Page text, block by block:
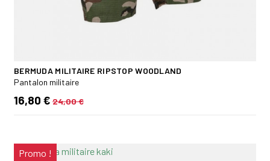
BERMUDA MILITAIRE RIPSTOP WOODLAND
Pantalon militaire
16,80 € 24,00 €
Promo !